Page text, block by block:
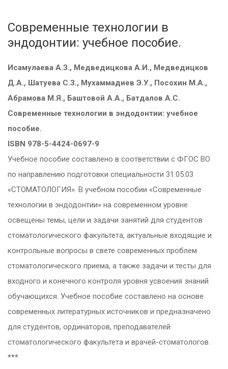
Современные технологии в
эндодонтии: учебное пособие.
Исамулаева А.З., Медведицкова А.И., Медведицков
Д.А., Шатуева С.З., Мухаммадиев Э.У., Посохин М.А.,
Абрамова М.Я., Баштовой А.А., Батдалов А.С.
Современные технологии в эндодонтии: учебное
пособие.
ISBN 978-5-4424-0697-9
Учебное пособие составлено в соответствии с ФГОС ВО
по направлению подготовки специальности 31.05.03
«СТОМАТОЛОГИЯ». В учебном пособии «Современные
технологии в эндодонтии» на современном уровне
освещены темы, цели и задачи занятий для студентов
стоматологического факультета, актуальные входящие и
контрольные вопросы в свете современных проблем
стоматологического приема, а также задачи и тесты для
входного и конечного контроля уровня усвоения знаний
обучающихся. Учебное пособие составлено на основе
современных литературных источников и предназначено
для студентов, ординаторов, преподавателей
стоматологического факультета и врачей-стоматологов.
***